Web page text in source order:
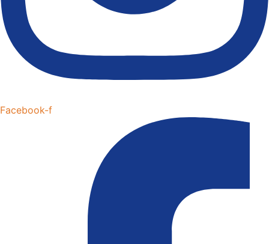
Facebook-f